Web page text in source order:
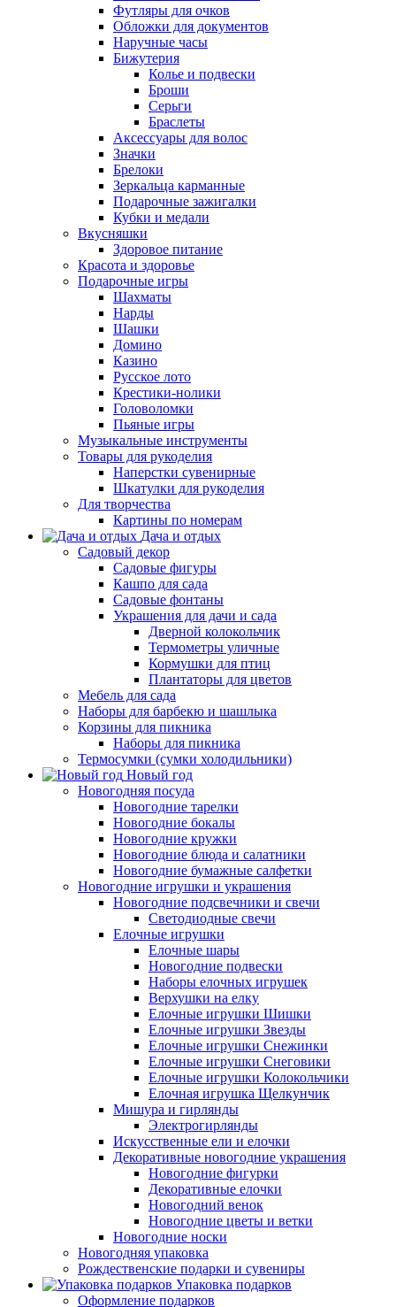
Футляры для очков
Обложки для документов
Наручные часы
Бижутерия
Колье и подвески
Броши
Серьги
Браслеты
Аксессуары для волос
Значки
Брелоки
Зеркальца карманные
Подарочные зажигалки
Кубки и медали
Вкусняшки
Здоровое питание
Красота и здоровье
Подарочные игры
Шахматы
Нарды
Шашки
Домино
Казино
Русское лото
Крестики-нолики
Головоломки
Пьяные игры
Музыкальные инструменты
Товары для рукоделия
Наперстки сувенирные
Шкатулки для рукоделия
Для творчества
Картины по номерам
Дача и отдых
Садовый декор
Садовые фигуры
Кашпо для сада
Садовые фонтаны
Украшения для дачи и сада
Дверной колокольчик
Термометры уличные
Кормушки для птиц
Плантаторы для цветов
Мебель для сада
Наборы для барбекю и шашлыка
Корзины для пикника
Наборы для пикника
Термосумки (сумки холодильники)
Новый год
Новогодняя посуда
Новогодние тарелки
Новогодние бокалы
Новогодние кружки
Новогодние блюда и салатники
Новогодние бумажные салфетки
Новогодние игрушки и украшения
Новогодние подсвечники и свечи
Светодиодные свечи
Елочные игрушки
Елочные шары
Новогодние подвески
Наборы елочных игрушек
Верхушки на елку
Елочные игрушки Шишки
Елочные игрушки Звезды
Елочные игрушки Снежинки
Елочные игрушки Снеговики
Елочные игрушки Колокольчики
Елочная игрушка Щелкунчик
Мишура и гирлянды
Электрогирлянды
Искусственные ели и елочки
Декоративные новогодние украшения
Новогодние фигурки
Декоративные елочки
Новогодний венок
Новогодние цветы и ветки
Новогодние носки
Новогодняя упаковка
Рождественские подарки и сувениры
Упаковка подарков
Оформление подарков